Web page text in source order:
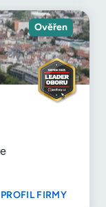
Ověřen
PROFIL FIRMY